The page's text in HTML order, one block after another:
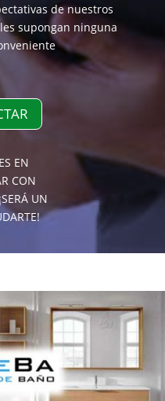
de nuestros
supongan ninguna
EN
CON
UN